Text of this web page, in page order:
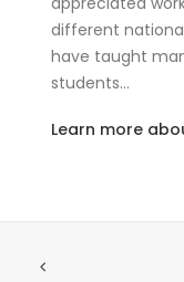
different
have taught
students…
Learn more